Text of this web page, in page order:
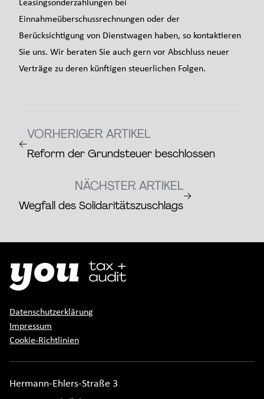
Einnahmeüberschussrechnungen oder der
Berücksichtigung von Dienstwagen haben, so kontaktieren
Sie uns. Wir beraten Sie auch gern vor Abschluss neuer
Verträge zu deren künftigen steuerlichen Folgen.
←VORHERIGER ARTIKEL
Reform der Grundsteuer beschlossen
NÄCHSTER ARTIKEL
Wegfall des Solidaritätszuschlags
→
Datenschutzerklärung
Impressum
Cookie-Richtlinien
Hermann-Ehlers-Straße 3